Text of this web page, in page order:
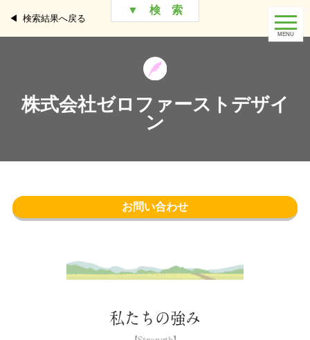
▼ 検 索
検索結果へ戻る
株式会社ゼロファーストデザイ
ン
お問い合わせ
私たちの強み